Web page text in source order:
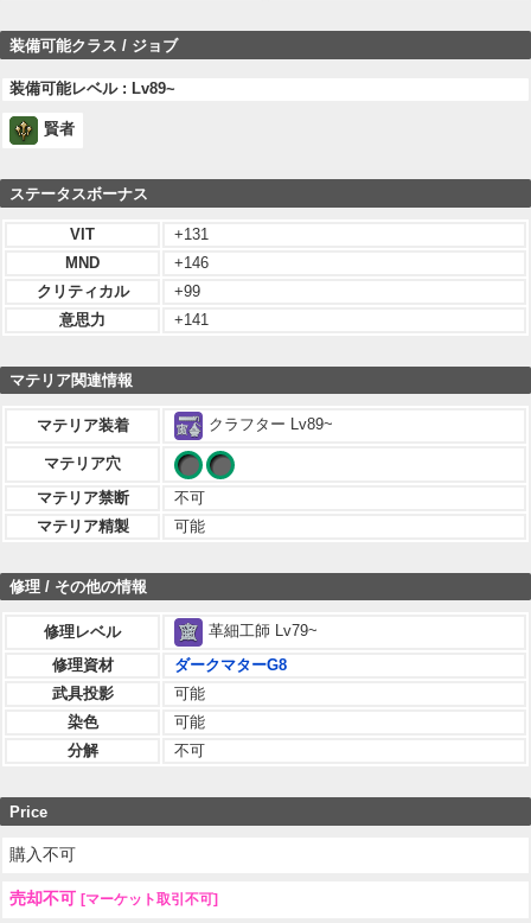
装備可能クラス / ジョブ
装備可能レベル : Lv89~
賢者
ステータスボーナス
VIT
+131
MND
+146
クリティカル
+99
意思力
+141
マテリア関連情報
マテリア装着 クラフター Lv89~
マテリア穴
マテリア禁断
不可
マテリア精製
可能
修理 / その他の情報
修理レベル
革細工師 Lv79~
修理資材
ダークマターG8
武具投影
可能
染色
可能
分解
不可
Price
購入不可
売却不可 [マーケット取引不可]